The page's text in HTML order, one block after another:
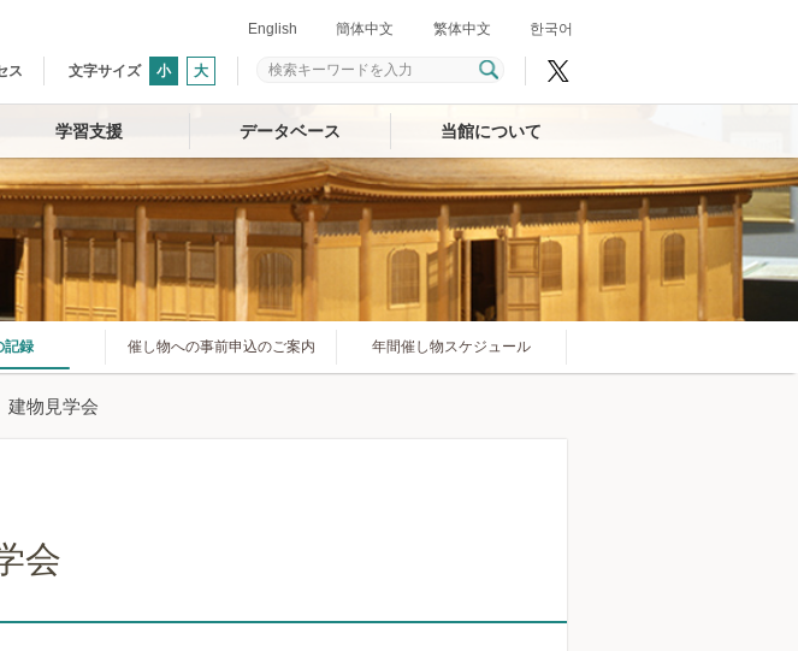
English 簡体中文 繁体中文 한국어
ス 文字サイズ 小 大
学習支援 データベース 当館について
記録 催し物への事前申込のご案内 年間催し物スケジュール
建物見学会
会